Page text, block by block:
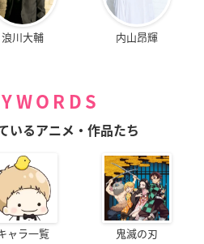
浪川大輔 内山昂輝
いるアニメ・作品たち
ャラ一覧 鬼滅の刃